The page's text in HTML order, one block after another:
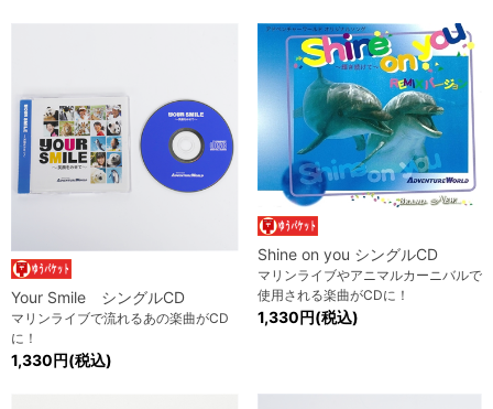
Your Smile シングルCD
マリンライブで流れるあの楽曲がCD
に！
1,330円(税込)
Shine on you シングルCD
マリンライブやアニマルカーニバルで
使用される楽曲がCDに！
1,330円(税込)